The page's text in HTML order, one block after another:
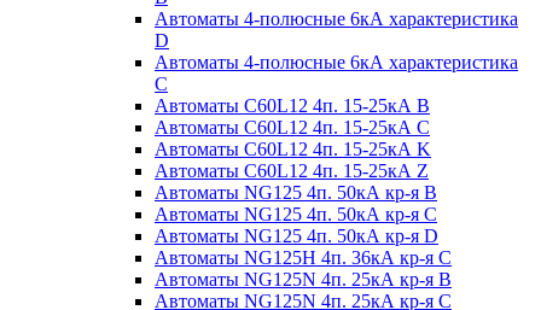
Автоматы 4-полюсные 6кА характеристика
D
Автоматы 4-полюсные 6кА характеристика
С
Автоматы C60L12 4п. 15-25кА B
Автоматы C60L12 4п. 15-25кА C
Автоматы C60L12 4п. 15-25кА K
Автоматы C60L12 4п. 15-25кА Z
Автоматы NG125 4п. 50кА кр-я B
Автоматы NG125 4п. 50кА кр-я C
Автоматы NG125 4п. 50кА кр-я D
Автоматы NG125H 4п. 36кА кр-я C
Автоматы NG125N 4п. 25кА кр-я B
Автоматы NG125N 4п. 25кА кр-я C